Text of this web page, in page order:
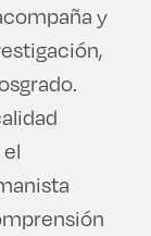
y